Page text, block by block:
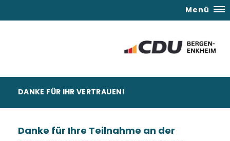
Menü
DANKE FÜR IHR VERTRAUEN!
Danke für Ihre Teilnahme an der